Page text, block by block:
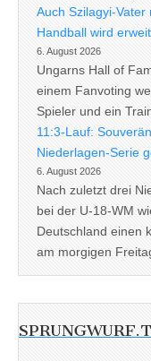
Auch Szilagyi-
Handball wird
6. August 2026
Ungarns Hall of
einem Fanvoting
Spieler und ein
11:3-Lauf:
Niederlagen-Serie
6. August 2026
Nach zuletzt drei
bei der U-18-WM
Deutschland einen
am morgigen